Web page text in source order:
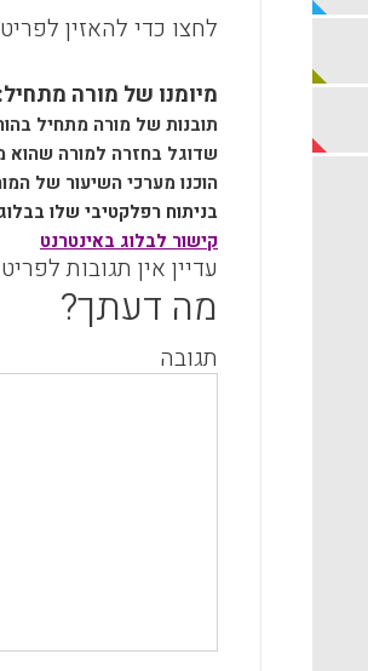
לחצו כדי להאזין לפריט
מיומנו של מורה מתחיל:
תובנות של מורה מתחיל
שדוגל בחזרה למורה שהוא
הוכנו מערכי השיעור של
בניתוח רפלקטיבי שלו
קישור לבלוג באינטרנט
עדיין אין תגובות
מה דעתך?
תגובה